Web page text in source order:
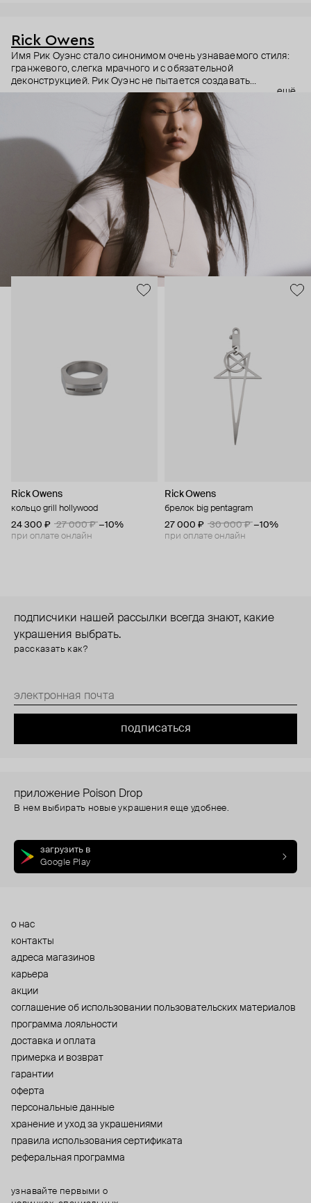
Rick Owens
Имя Рик Оуэнс стало синонимом очень узнаваемого стиля:
гранжевого, слегка мрачного и с обязательной
деконструкцией. Рик Оуэнс не пытается создавать
трендовое, но будто бы гнет свою линию. Вещи из дорогих
материалов специально делает сразу потрепанными. Не
обновляет коллекции, а перевыпускает по множеству раз
культовые модели бренда. Из показов делает настоящие
перформансы. И да, за такое отношение бренд полюбили во
всем мире. Rick Owens – для тех, кто ценит концептуальное и
непривычное, а не только конвенционально красивое. В
украшениях бренда этот бунтарский подход повторяется.
Кольца – непривычно большие, с острыми деталями, каффы –
массивные и черненые, браслеты – угловатые и увесистые
даже на вид. Тем, кто готов выдержать всю тяжесть высокой
ещё
Rick Owens
кольцо grill hollywood
24 300 ₽
27 000 ₽ −10%
при оплате онлайн
Rick Owens
брелок big pentagram
27 000 ₽
30 000 ₽ −10%
при оплате онлайн
подписчики нашей рассылки всегда знают, какие
украшения выбрать.
рассказать как?
подписаться
приложение Poison Drop
В нем выбирать новые украшения еще удобнее.
загрузить в
Google Play
о нас
контакты
адреса магазинов
карьера
акции
cоглашение об использовании пользовательских материалов
программа лояльности
доставка и оплата
примерка и возврат
гарантии
оферта
персональные данные
хранение и уход за украшениями
правила использования сертификата
реферальная программа
узнавайте первыми о